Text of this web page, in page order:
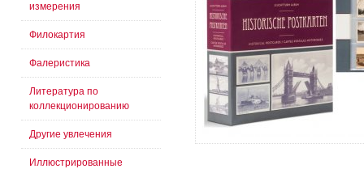
измерения
Филокартия
Фалеристика
Литература по
коллекционированию
Другие увлечения
Иллюстрированные